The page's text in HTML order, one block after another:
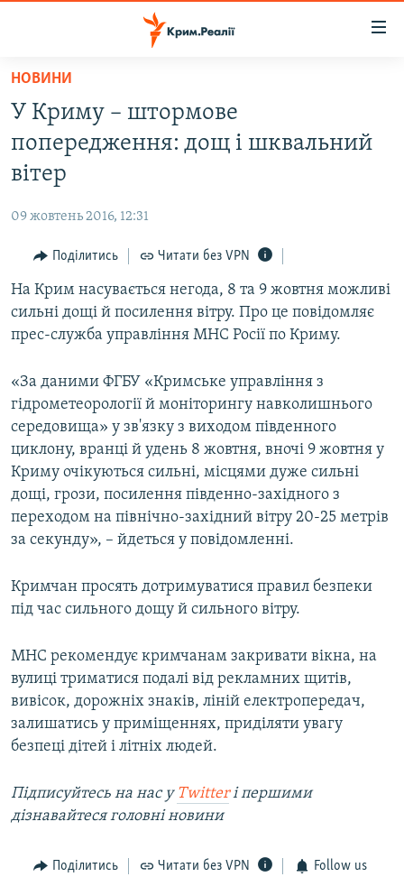
Перейти
основного
матеріалу
Перейти
до
основної
Перейти
пошуку
ВОДА.КРИМ
ВІДЕО ТА ФОТО
БЛОГИ
ПОГЛЯД
ІНТЕРВ'Ю
ВСЕ ЗА ДЕНЬ
ДЕПОРТАЦІЯ
ВІДЕОУРОКИ «ELIFBE»
СВІДЧЕННЯ ОКУПАЦІЇ
УКРАЇНСЬКА ПРОБЛЕМА КРИМУ
ІНФОГРАФІКА
ЯК ОБІЙТИ БЛОКУВАННЯ
Русский
Qırımtatar
ДОЛУЧАЙСЯ!
Усі сайти RFE/RL
НОВИНИ
У Криму – штормове
попередження: дощ і шквальний
вітер
09 жовтень 2016, 12:31
Поділитись Читати без VPN
На Крим насувається негода, 8 та 9 жовтня можливі
сильні дощі й посилення вітру. Про це повідомляє
прес-служба управління МНС Росії по Криму.
«За даними ФГБУ «Кримське управління з
гідрометеорології й моніторингу навколишнього
середовища» у зв'язку з виходом південного
циклону, вранці й удень 8 жовтня, вночі 9 жовтня у
Криму очікуються сильні, місцями дуже сильні
дощі, грози, посилення південно-західного з
переходом на північно-західний вітру 20-25 метрів
за секунду», – йдеться у повідомленні.
Кримчан просять дотримуватися правил безпеки
під час сильного дощу й сильного вітру.
МНС рекомендує кримчанам закривати вікна, на
вулиці триматися подалі від рекламних щитів,
вивісок, дорожніх знаків, ліній електропередач,
залишатись у приміщеннях, приділяти увагу
безпеці дітей і літніх людей.
Підписуйтесь на нас у Twitterі першими
дізнавайтеся головні новини
Поділитись Читати без VPN Follow us